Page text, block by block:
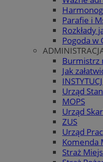
Parafie i
Rozkłady
Pogoda w
Burmistrz
Jak
Urząd
MOPS
Urząd
ZUS
Urząd
Komenda
Straż